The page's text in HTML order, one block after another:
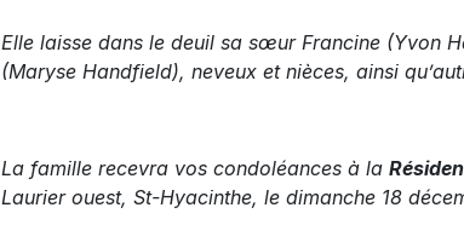
Elle laisse dans le deuil sa sœur Francine (Yvon
(Maryse Handfield), neveux et nièces, ainsi
La famille recevra vos condoléances à la
Laurier ouest, St-Hyacinthe, le dimanche 18